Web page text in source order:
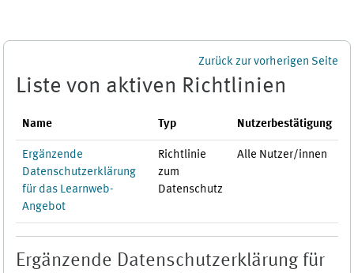
Zurück zur vorherigen Seite
Liste von aktiven Richtlinien
Name Typ Nutzerbestätigung
Ergänzende
Datenschutzerklärung
für das Learnweb-
Angebot
Richtlinie
zum
Datenschutz
Alle Nutzer/innen
Ergänzende Datenschutzerklärung für